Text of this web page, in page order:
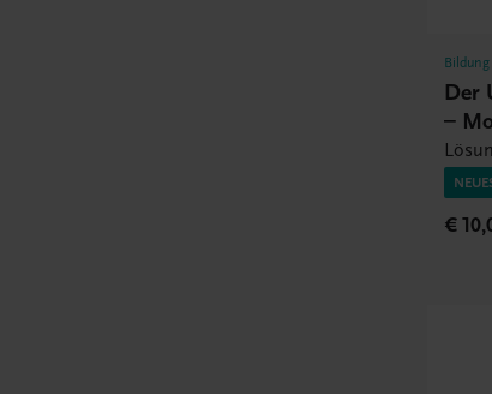
Bildung
Der
–
€